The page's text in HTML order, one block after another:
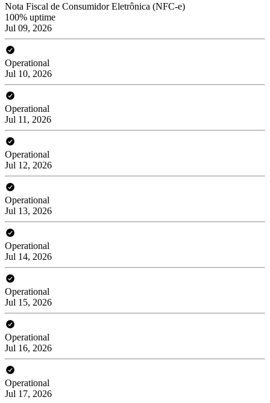
Nota Fiscal de Consumidor Eletrônica (NFC-e)
100% uptime
Jul 09, 2026
Operational
Jul 10, 2026
Operational
Jul 11, 2026
Operational
Jul 12, 2026
Operational
Jul 13, 2026
Operational
Jul 14, 2026
Operational
Jul 15, 2026
Operational
Jul 16, 2026
Operational
Jul 17, 2026